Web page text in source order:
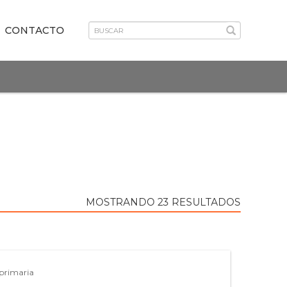
CONTACTO
MOSTRANDO 23 RESULTADOS